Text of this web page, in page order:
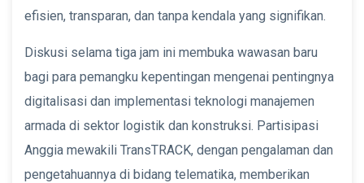
efisien, transparan, dan tanpa kendala yang signifikan.
Diskusi selama tiga jam ini membuka wawasan baru
bagi para pemangku kepentingan mengenai pentingnya
digitalisasi dan implementasi teknologi manajemen
armada di sektor logistik dan konstruksi. Partisipasi
Anggia mewakili TransTRACK, dengan pengalaman dan
pengetahuannya di bidang telematika, memberikan